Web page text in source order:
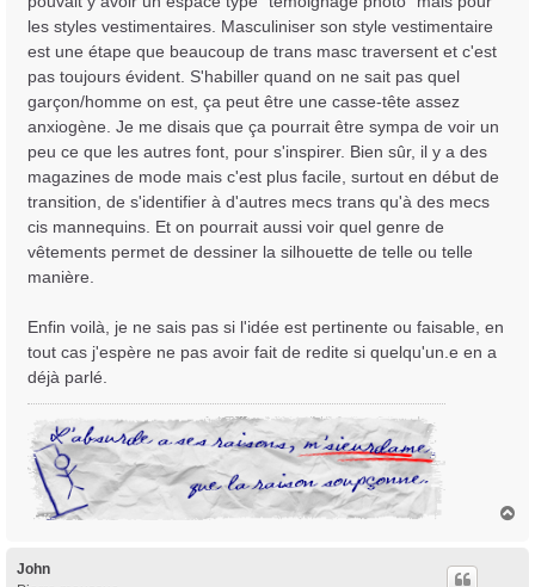
les styles vestimentaires. Masculiniser son style vestimentaire
est une étape que beaucoup de trans masc traversent et c'est
pas toujours évident. S'habiller quand on ne sait pas quel
garçon/homme on est, ça peut être une casse-tête assez
anxiogène. Je me disais que ça pourrait être sympa de voir un
peu ce que les autres font, pour s'inspirer. Bien sûr, il y a des
magazines de mode mais c'est plus facile, surtout en début de
transition, de s'identifier à d'autres mecs trans qu'à des mecs
cis mannequins. Et on pourrait aussi voir quel genre de
vêtements permet de dessiner la silhouette de telle ou telle
manière.
Enfin voilà, je ne sais pas si l'idée est pertinente ou faisable, en
tout cas j'espère ne pas avoir fait de redite si quelqu'un.e en a
déjà parlé.
John